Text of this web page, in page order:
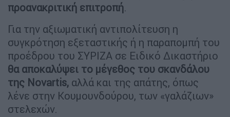
προανακριτική επιτροπή.
Για την αξιωματική αντιπολίτευση η
συγκρότηση εξεταστικής ή η παραπομπή του
προέδρου του ΣΥΡΙΖΑ σε Ειδικό Δικαστήριο
θα αποκαλύψει το μέγεθος του σκανδάλου
της Novartis, αλλά και της απάτης, όπως
λένε στην Κουμουνδούρου, των «γαλάζιων»
στελεχών.